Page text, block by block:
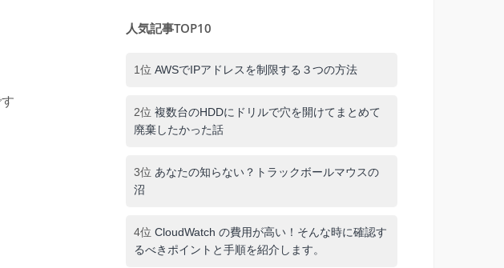
人気記事TOP10
1位 AWSでIPアドレスを制限する３つの方法
2位 複数台のHDDにドリルで穴を開けてまとめて
廃棄したかった話
3位 あなたの知らない？トラックボールマウスの
沼
4位 CloudWatch の費用が高い！そんな時に確認す
るべきポイントと手順を紹介します。